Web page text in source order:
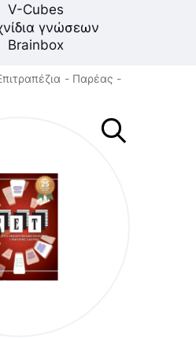
V-Cubes
γνώσεων
Brainbox
Παρέας